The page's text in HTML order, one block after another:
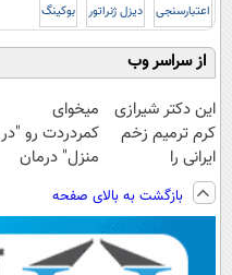
اعتبارسنجی دیزل ژنراتور بوکینگ
از سراسر وب
این دکتر شیرازی
کرم ترمیم زخم
ایرانی را
ساخت!!!
میخوای
کمردردت رو "در
منزل" درمان
◂پرسش‌نامه)
بازگشت به بالای صفحه